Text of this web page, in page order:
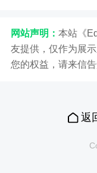
网站声明： 本站《
友提供，仅作为展
您的权益，请来信
返